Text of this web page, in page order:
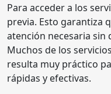
Para acceder a los
previa. Esto garantiza
atención necesaria sin
Muchos de los
resulta muy práctico
rápidas y efectivas.